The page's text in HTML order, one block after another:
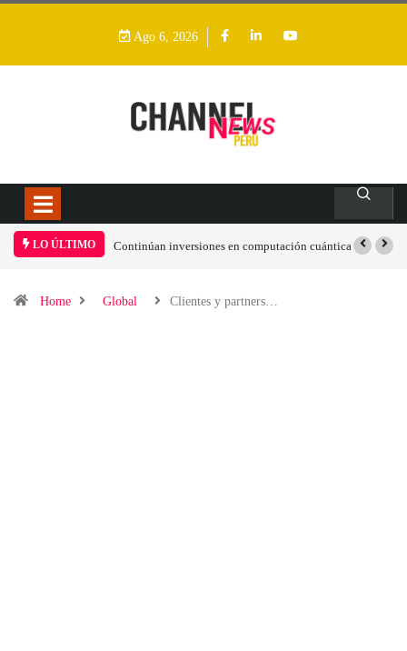
Ago 6, 2026
LO ÚLTIMO
inversiones en computación cuánticaAdvierten sobre el problema de la
TI industrial
Home Global Clientes y partners…